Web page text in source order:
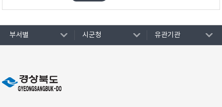
부서별 시군청 유관기관